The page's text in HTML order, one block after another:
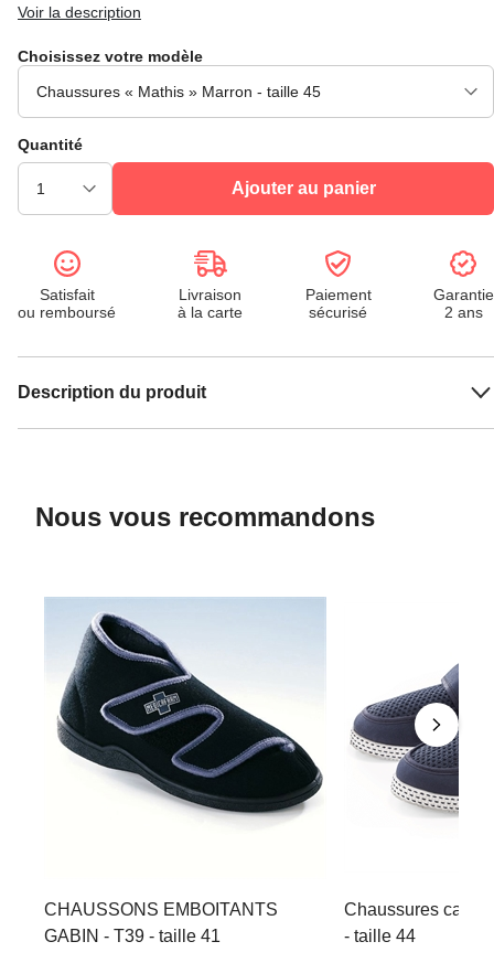
Voir la description
Choisissez votre modèle
Quantité
Ajouter au panier
Satisfait
ou remboursé
Livraison
à la carte
Paiement
sécurisé
Garantie
2 ans
Description du produit
Nous vous recommandons
CHAUSSONS EMBOITANTS
GABIN - T39 - taille 41
Chaussures
- taille 44